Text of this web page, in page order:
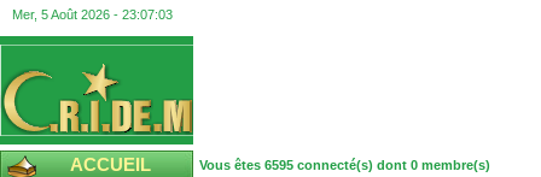
Mer, 5 Août 2026 - 23:07:03
ACCUEIL Vous êtes 6595 connecté(s) dont 0 membre(s)